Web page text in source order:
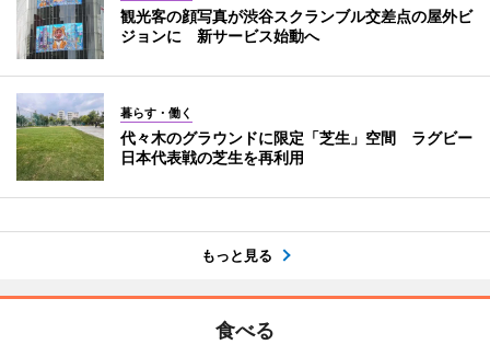
観光客の顔写真が渋谷スクランブル交差点の屋外ビ
ジョンに 新サービス始動へ
暮らす・働く
代々木のグラウンドに限定「芝生」空間 ラグビー
日本代表戦の芝生を再利用
もっと見る
食べる